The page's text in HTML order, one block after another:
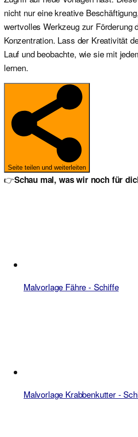
nicht nur eine kreative
wertvolles Werkzeug zur Förderung
Konzentration. Lass der Kreativität
Lauf und beobachte, wie sie mit
lernen.
Seite teilen und weiterleiten
👉Schau mal, was wir noch für
Malvorlage Fähre - Schiffe
Malvorlage Krabbenkutter -